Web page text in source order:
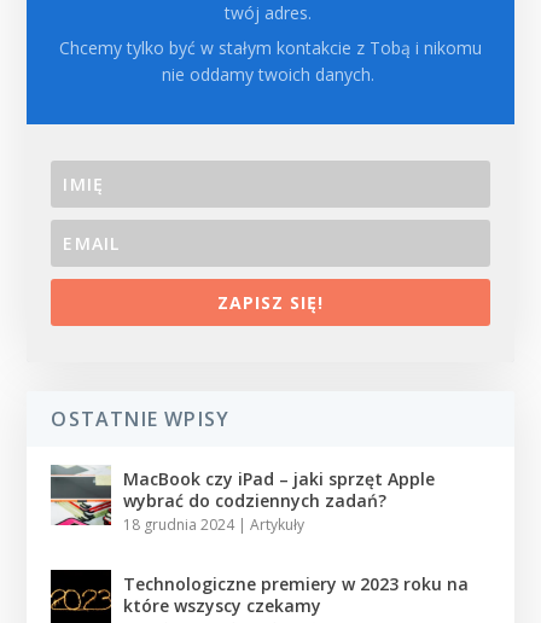
twój adres.
Chcemy tylko być w stałym kontakcie z Tobą i nikomu
nie oddamy twoich danych.
ZAPISZ SIĘ!
OSTATNIE WPISY
MacBook czy iPad – jaki sprzęt Apple
wybrać do codziennych zadań?
18 grudnia 2024|Artykuły
Technologiczne premiery w 2023 roku na
które wszyscy czekamy